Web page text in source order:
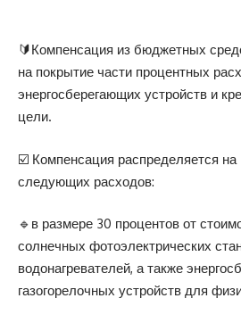
🔰Компенсация из бюджетных
на покрытие части процентных
энергосберегающих устройств и
цели.
☑️ Компенсация распределяется на
следующих расходов:
🔹в размере 30 процентов от
солнечных фотоэлектрических
водонагревателей, а также
газогорелочных устройств для